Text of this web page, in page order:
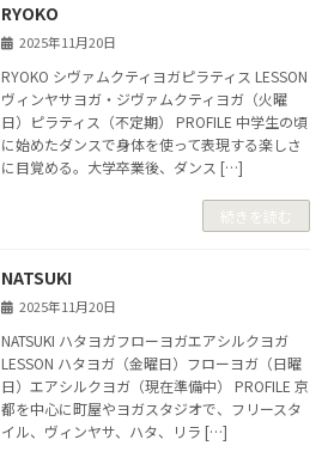
RYOKO
2025年11月20日
RYOKO シヴァムクティヨガピラティス LESSON
ヴィンヤサヨガ・ジヴァムクティヨガ（火曜
日）ピラティス（不定期） PROFILE 中学生の頃
に始めたダンスで身体を使って表現する楽しさ
に目覚める。大学卒業後、ダンス […]
続きを読む
NATSUKI
2025年11月20日
NATSUKI ハタヨガフローヨガエアシルクヨガ
LESSON ハタヨガ（金曜日）フローヨガ（日曜
日）エアシルクヨガ（現在準備中） PROFILE 京
都を中心に町屋やヨガスタジオで、フリースタ
イル、ヴィンヤサ、ハタ、リラ […]